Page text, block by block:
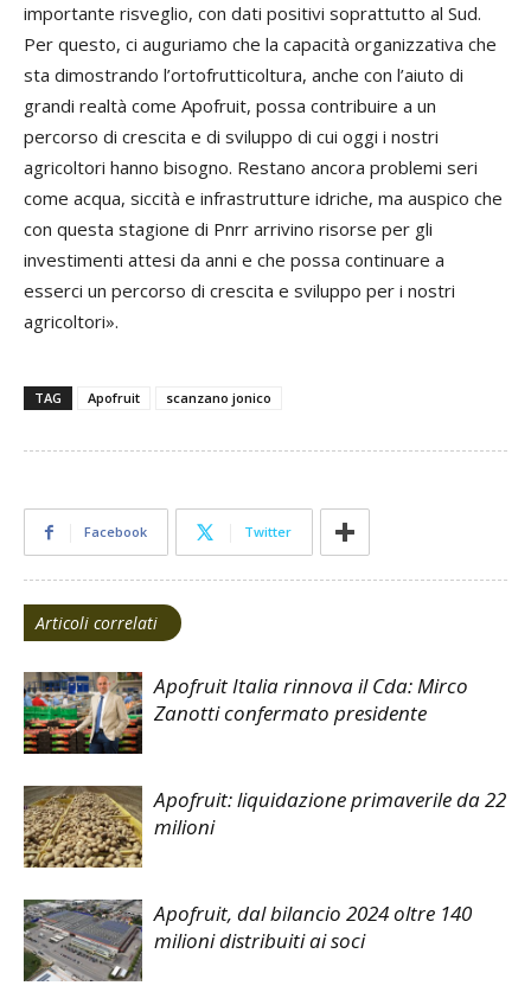
importante risveglio, con dati positivi soprattutto al Sud.
Per questo, ci auguriamo che la capacità organizzativa che
sta dimostrando l’ortofrutticoltura, anche con l’aiuto di
grandi realtà come Apofruit, possa contribuire a un
percorso di crescita e di sviluppo di cui oggi i nostri
agricoltori hanno bisogno. Restano ancora problemi seri
come acqua, siccità e infrastrutture idriche, ma auspico che
con questa stagione di Pnrr arrivino risorse per gli
investimenti attesi da anni e che possa continuare a
esserci un percorso di crescita e sviluppo per i nostri
agricoltori».
TAG Apofruit scanzano jonico
Facebook Twitter
Articoli correlati
Apofruit Italia rinnova il Cda: Mirco
Zanotti confermato presidente
Apofruit: liquidazione primaverile da 22
milioni
Apofruit, dal bilancio 2024 oltre 140
milioni distribuiti ai soci